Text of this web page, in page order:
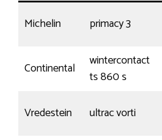
Michelin primacy 3
Continental
wintercontact
ts 860 s
Vredestein ultrac vorti